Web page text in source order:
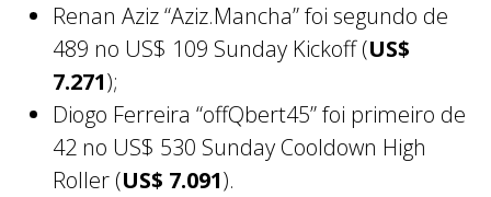
Renan Aziz “Aziz.Mancha” foi segundo de
489 no US$ 109 Sunday Kickoff (US$
7.271);
Diogo Ferreira “offQbert45” foi primeiro de
42 no US$ 530 Sunday Cooldown High
Roller (US$ 7.091).